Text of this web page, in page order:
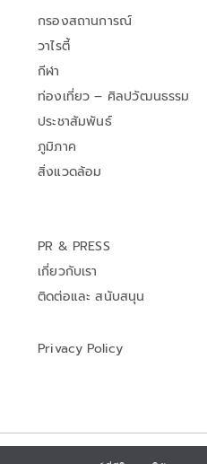
กรองสถานการณ์
วาไรตี้
กีฬา
ท่องเที่ยว – ศิลปวัฒนธรรม
ประชาสัมพันธ์
ภูมิภาค
สิ่งแวดล้อม
PR & PRESS
เกี่ยวกับเรา
ติดต่อและ สนับสนุน
Privacy Policy